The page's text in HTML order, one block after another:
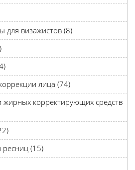
для визажистов (8)
лица (74)
жирных корректирующих средств
ресниц (15)